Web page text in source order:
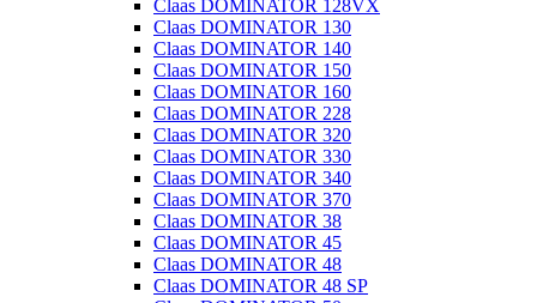
Claas DOMINATOR 128VX
Claas DOMINATOR 130
Claas DOMINATOR 140
Claas DOMINATOR 150
Claas DOMINATOR 160
Claas DOMINATOR 228
Claas DOMINATOR 320
Claas DOMINATOR 330
Claas DOMINATOR 340
Claas DOMINATOR 370
Claas DOMINATOR 38
Claas DOMINATOR 45
Claas DOMINATOR 48
Claas DOMINATOR 48 SP